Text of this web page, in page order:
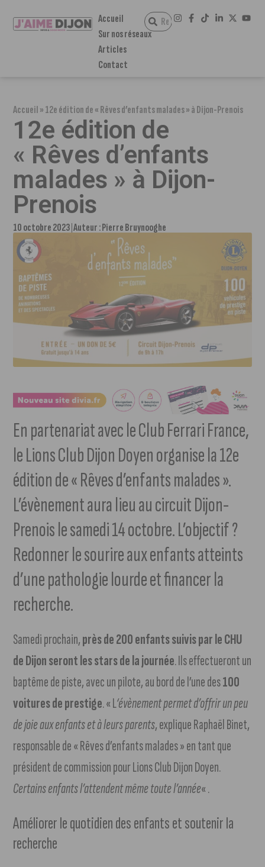
Accueil
Sur nos réseaux
Articles
Contact
Accueil»12e édition de « Rêves d’enfants malades » à Dijon-Prenois
12e édition de
« Rêves d’enfants
malades » à Dijon-
Prenois
10 octobre 2023 Auteur :Pierre Bruynooghe
En partenariat avec le Club Ferrari France,
le Lions Club Dijon Doyen organise la 12e
édition de « Rêves d’enfants malades ».
L’évènement aura lieu au circuit Dijon-
Prenois le samedi 14 octobre. L’objectif ?
Redonner le sourire aux enfants atteints
d’une pathologie lourde et financer la
recherche.
Samedi prochain,près de 200 enfants suivis par le CHU
de Dijon seront les stars de la journée. Ils effectueront un
baptême de piste, avec un pilote, au bord de l’une des100
voitures de prestige. « L‘évènement permet d’offrir un peu
de joie aux enfants et à leurs parents, explique Raphaël Binet,
responsable de « Rêves d’enfants malades » en tant que
président de commission pour Lions Club Dijon Doyen.
Certains enfants l’attendent même toute l’année« .
Améliorer le quotidien des enfants et soutenir la
recherche